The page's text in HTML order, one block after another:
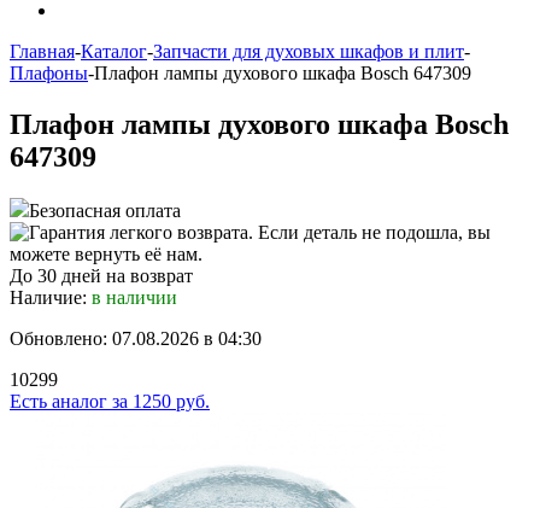
Главная-Каталог-Запчасти для духовых шкафов и плит-
Плафоны-Плафон лампы духового шкафа Bosch 647309
Плафон лампы духового шкафа Bosch
647309
Безопасная оплата
До 30 дней на возврат
Наличие: в наличии
Обновлено: 07.08.2026 в 04:30
10299
Есть аналог за 1250 руб.